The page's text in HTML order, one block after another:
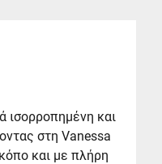
ισορροπημένη και
στη Vanessa
και με πλήρη